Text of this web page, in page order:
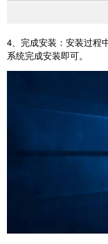
4、完成安装：安装过程
系统完成安装即可。